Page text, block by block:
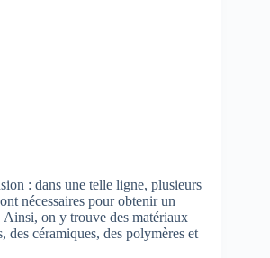
: dans une telle ligne, plusieurs
nécessaires pour obtenir un
Ainsi, on y trouve des matériaux
des céramiques, des polymères et